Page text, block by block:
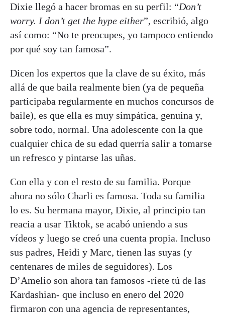
Dixie llegó a hacer bromas en su perfil: “Don’t
worry. I don’t get the hype either”, escribió, algo
así como: “No te preocupes, yo tampoco entiendo
por qué soy tan famosa”.
Dicen los expertos que la clave de su éxito, más
allá de que baila realmente bien (ya de pequeña
participaba regularmente en muchos concursos de
baile), es que ella es muy simpática, genuina y,
sobre todo, normal. Una adolescente con la que
cualquier chica de su edad querría salir a tomarse
un refresco y pintarse las uñas.
Con ella y con el resto de su familia. Porque
ahora no sólo Charli es famosa. Toda su familia
lo es. Su hermana mayor, Dixie, al principio tan
reacia a usar Tiktok, se acabó uniendo a sus
vídeos y luego se creó una cuenta propia. Incluso
sus padres, Heidi y Marc, tienen las suyas (y
centenares de miles de seguidores). Los
D’Amelio son ahora tan famosos -ríete tú de las
Kardashian- que incluso en enero del 2020
firmaron con una agencia de representantes,